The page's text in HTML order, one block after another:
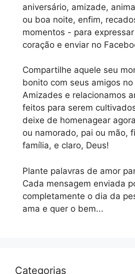
aniversário, amizade,
ou boa noite, enfim,
momentos - para
coração e enviar no
Compartilhe aquele seu
bonito com seus amigos
Amizades e relacionamos
feitos para serem
deixe de homenagear
ou namorado, pai ou mão,
família, e claro, Deus!
Plante palavras de amor
Cada mensagem enviada
completamente o dia da
ama e quer o bem...
Categorias